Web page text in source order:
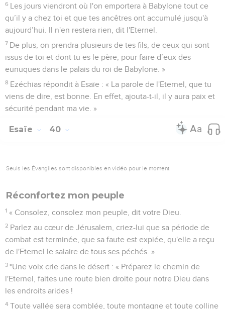
6 Les jours viendront où l'on emportera à Babylone tout ce
qu’il y a chez toi et que tes ancêtres ont accumulé jusqu'à
aujourd’hui. Il n'en restera rien, dit l'Eternel.
7 De plus, on prendra plusieurs de tes fils, de ceux qui sont
issus de toi et dont tu es le père, pour faire d’eux des
eunuques dans le palais du roi de Babylone. »
8 Ezéchias répondit à Esaïe : « La parole de l'Eternel, que tu
viens de dire, est bonne. En effet, ajouta-t-il, il y aura paix et
sécurité pendant ma vie. »
Esaïe 40
Seuls les Évangiles sont disponibles en vidéo pour le moment.
Réconfortez mon peuple
1 « Consolez, consolez mon peuple, dit votre Dieu.
2 Parlez au cœur de Jérusalem, criez-lui que sa période de
combat est terminée, que sa faute est expiée, qu'elle a reçu
de l'Eternel le salaire de tous ses péchés. »
3 *Une voix crie dans le désert : « Préparez le chemin de
l'Eternel, faites une route bien droite pour notre Dieu dans
les endroits arides !
4 Toute vallée sera comblée, toute montagne et toute colline